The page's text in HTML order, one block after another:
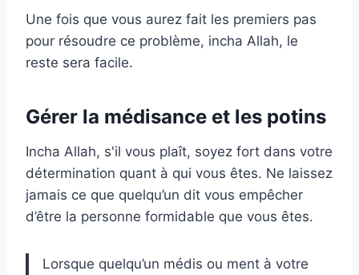
Une fois que vous aurez fait les premiers pas
pour résoudre ce problème, incha Allah, le
reste sera facile.
Gérer la médisance et les potins
Incha Allah, s'il vous plaît, soyez fort dans votre
détermination quant à qui vous êtes. Ne laissez
jamais ce que quelqu’un dit vous empêcher
d’être la personne formidable que vous êtes.
Lorsque quelqu’un médis ou ment à votre